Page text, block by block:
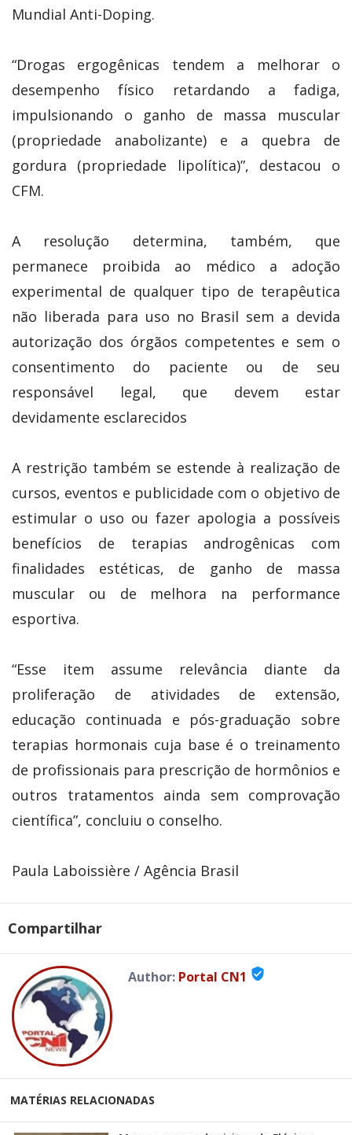
Mundial Anti-Doping.
“Drogas ergogênicas tendem a melhorar o
desempenho físico retardando a fadiga,
impulsionando o ganho de massa muscular
(propriedade anabolizante) e a quebra de
gordura (propriedade lipolítica)”, destacou o
CFM.
A resolução determina, também, que
permanece proibida ao médico a adoção
experimental de qualquer tipo de terapêutica
não liberada para uso no Brasil sem a devida
autorização dos órgãos competentes e sem o
consentimento do paciente ou de seu
responsável legal, que devem estar
devidamente esclarecidos
A restrição também se estende à realização de
cursos, eventos e publicidade com o objetivo de
estimular o uso ou fazer apologia a possíveis
benefícios de terapias androgênicas com
finalidades estéticas, de ganho de massa
muscular ou de melhora na performance
esportiva.
“Esse item assume relevância diante da
proliferação de atividades de extensão,
educação continuada e pós-graduação sobre
terapias hormonais cuja base é o treinamento
de profissionais para prescrição de hormônios e
outros tratamentos ainda sem comprovação
científica”, concluiu o conselho.
Paula Laboissière / Agência Brasil
Compartilhar
Author: Portal CN1 verified_user
MATÉRIAS RELACIONADAS